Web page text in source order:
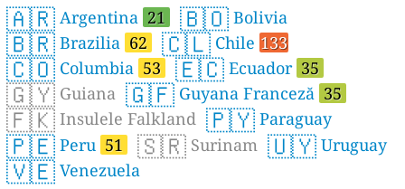
🇦🇷 Argentina 21 🇧🇴 Bolivia
🇧🇷 Brazilia 62 🇨🇱 Chile 133
🇨🇴 Columbia 53 🇪🇨 Ecuador 35
🇬🇾 Guiana 🇬🇫 Guyana Franceză 35
🇫🇰 Insulele Falkland 🇵🇾 Paraguay
🇵🇪 Peru 51 🇸🇷 Surinam 🇺🇾 Uruguay
🇻🇪 Venezuela